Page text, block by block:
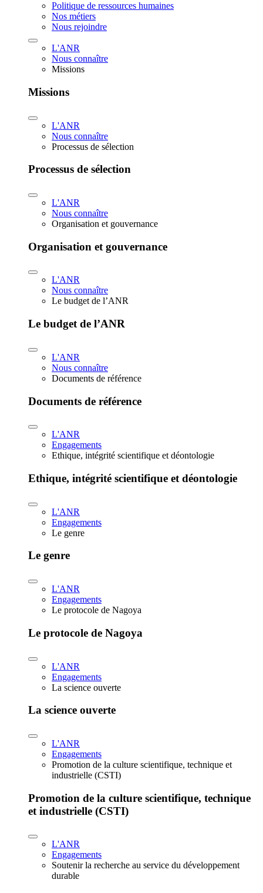
Politique de ressources humaines
Nos métiers
Nous rejoindre
L'ANR
Nous connaître
Missions
Missions
L'ANR
Nous connaître
Processus de sélection
Processus de sélection
L'ANR
Nous connaître
Organisation et gouvernance
Organisation et gouvernance
L'ANR
Nous connaître
Le budget de l’ANR
Le budget de l’ANR
L'ANR
Nous connaître
Documents de référence
Documents de référence
L'ANR
Engagements
Ethique, intégrité scientifique et déontologie
Ethique, intégrité scientifique et déontologie
L'ANR
Engagements
Le genre
Le genre
L'ANR
Engagements
Le protocole de Nagoya
Le protocole de Nagoya
L'ANR
Engagements
La science ouverte
La science ouverte
L'ANR
Engagements
Promotion de la culture scientifique, technique et
industrielle (CSTI)
Promotion de la culture scientifique, technique
et industrielle (CSTI)
L'ANR
Engagements
Soutenir la recherche au service du développement
durable